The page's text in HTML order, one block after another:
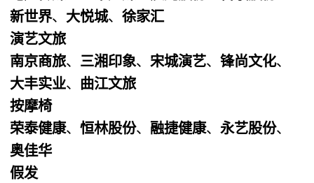
新世界、 大悦城、徐家汇
演艺文旅
南京商旅、 三湘印象、宋城演艺、锋尚文化、
大丰实业、 曲江文旅
按摩椅
荣泰健康、恒林股份、 融捷健康、永艺股份、
奥佳华
假发